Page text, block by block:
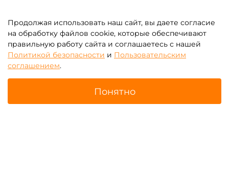
Продолжая использовать наш сайт, вы даете согласие
на обработку файлов cookie, которые обеспечивают
правильную работу сайта и соглашаетесь с нашей
Политикой безопасности и Пользовательским
соглашением.
Понятно